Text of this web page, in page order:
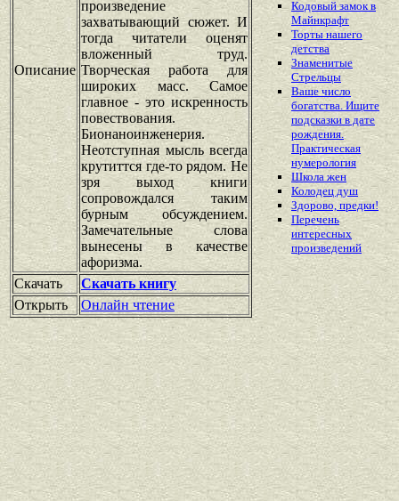
Описание
произведение
захватывающий сюжет. И
тогда читатели оценят
вложенный труд.
Творческая работа для
широких масс. Самое
главное - это искренность
повествования.
Бионаноинженерия.
Неотступная мысль всегда
крутиттся где-то рядом. Не
зря выход книги
сопровождался таким
бурным обсуждением.
Замечательные слова
вынесены в качестве
афоризма.
Скачать
Скачать книгу
Открыть
Онлайн чтение
Кодовый замок в
Майнкрафт
Торты нашего
детства
Знаменитые
Стрельцы
Ваше число
богатства. Ищите
подсказки в дате
рождения.
Практическая
нумерология
Школа жен
Колодец душ
Здорово, предки!
Перечень
интересных
произведений